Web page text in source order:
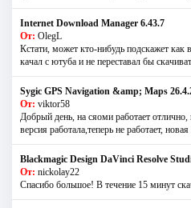
Internet Download Manager 6.43.7
От: OlegL
Кстати, может кто-нибудь подскажет как
качал с ютуба и не переставал бы
Sygic GPS Navigation &amp; Maps
От: viktor58
Добрый день, на сяоми работает
версия работала,теперь не работает,
Blackmagic Design DaVinci Resolve
От: nickolay22
Спасибо большое! В течение 15 минут